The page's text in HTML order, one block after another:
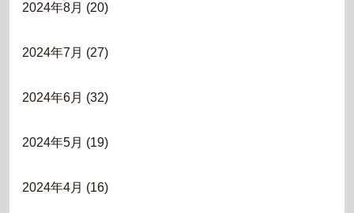
2024年8月 (20)
2024年7月 (27)
2024年6月 (32)
2024年5月 (19)
2024年4月 (16)